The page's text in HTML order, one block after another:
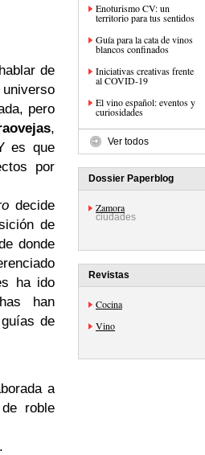
de
pero
,
es que
por
decide
de
donde
ha ido
han
de
a
roble
Enoturismo CV: un
territorio para tus sentidos
Guía para la cata de vinos
blancos confinados
Iniciativas creativas frente
al COVID-19
El vino español: eventos y
curiosidades
Ver todos
Dossier Paperblog
Zamora
ciudades
Revistas
Cocina
Vino